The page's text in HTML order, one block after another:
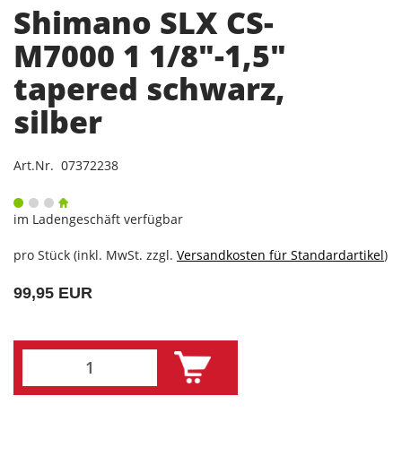
Shimano SLX CS-
M7000 1 1/8"-1,5"
tapered schwarz,
silber
Art.Nr. 07372238
im Ladengeschäft verfügbar
pro Stück (inkl. MwSt. zzgl. Versandkosten für Standardartikel)
99,95 EUR